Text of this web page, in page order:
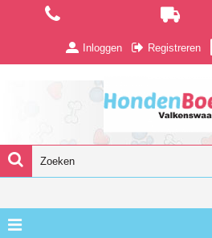
Inloggen Registreren